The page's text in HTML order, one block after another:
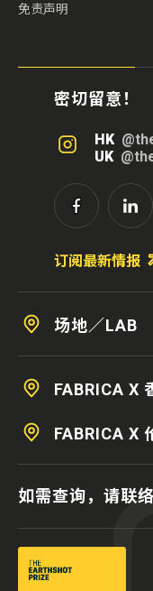
免责声明
密切留意！
HK
UK
订阅最新情报
场地／LAB
FABRICA X
FABRICA X
如需查询，请联络